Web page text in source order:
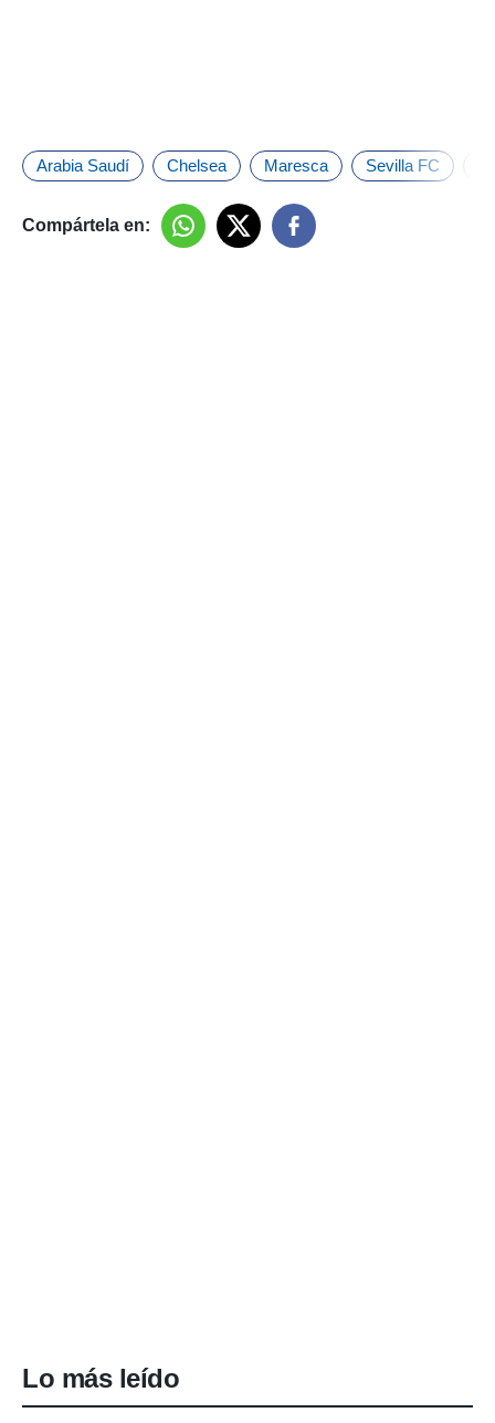
Arabia Saudí Chelsea Maresca Sevilla FC
Compártela en:
Lo más leído